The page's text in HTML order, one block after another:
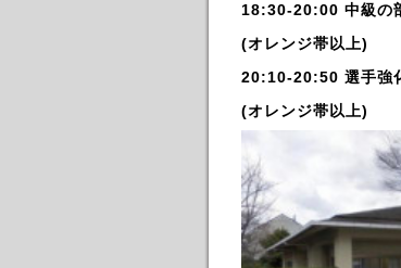
18:30-20:00 中級の
(オレンジ帯以上)
20:10-20:50 選手強
(オレンジ帯以上)